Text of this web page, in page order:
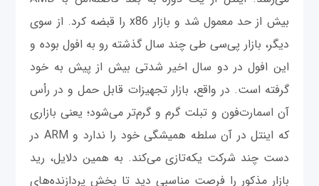
بیش از حد معمول شد و بازار x86 را قبضه کرد. از سوی
دیگر، بازار پی‌سی طی چند سال گذشته رو به افول بوده و
این افول در دو سال اخیر شدتی بیش از پیش به خود
گرفته است. در واقع، بازار تجهیزات قابل حمل و در رأس
آن اسمارت‌فون و تبلت گرم و گرم‌تر می‌شود؛ یعنی بازاری
که اینتل در آن سلطه همیشگی خود را ندارد و ARM در
دست چند شرکت یکه‌تازی می‌کند. به همین دلایل، رید
بازار مذکور را فرصت مناسبی دید تا بخش پردازنده‌های